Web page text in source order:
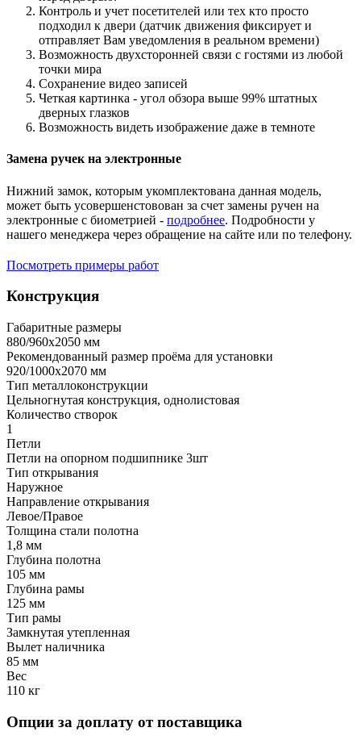
Контроль и учет посетителей или тех кто просто
подходил к двери (датчик движения фиксирует и
отправляет Вам уведомления в реальном времени)
Возможность двухсторонней связи с гостями из любой
точки мира
Сохранение видео записей
Четкая картинка - угол обзора выше 99% штатных
дверных глазков
Возможность видеть изображение даже в темноте
Замена ручек на электронные
Нижний замок, которым укомплектована данная модель,
может быть усовершенстовован за счет замены ручен на
электронные с биометрией - подробнее. Подробности у
нашего менеджера через обращение на сайте или по телефону.
Посмотреть примеры работ
Конструкция
Габаритные размеры
880/960х2050 мм
Рекомендованный размер проёма для установки
920/1000х2070 мм
Тип металлоконструкции
Цельногнутая конструкция, однолистовая
Количество створок
1
Петли
Петли на опорном подшипнике 3шт
Тип открывания
Наружное
Направление открывания
Левое/Правое
Толщина стали полотна
1,8 мм
Глубина полотна
105 мм
Глубина рамы
125 мм
Тип рамы
Замкнутая утепленная
Вылет наличника
85 мм
Вес
110 кг
Опции за доплату от поставщика